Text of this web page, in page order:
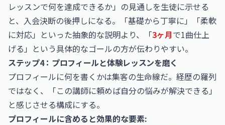
レッスンで何を達成できるか」の見通しを生徒に示せる
と、入会決断の後押しになる。「基礎から丁寧に」「柔軟
に対応」といった抽象的な説明より、「3ヶ月で1曲仕上
げる」という具体的なゴールの方が伝わりやすい。
ステップ4：プロフィールと体験レッスンを磨く
プロフィールに何を書くかは集客の生命線だ。経歴の羅列
ではなく、「この講師に頼めば自分の悩みが解決できる」
と感じさせる構成にする。
プロフィールに含めると効果的な要素: